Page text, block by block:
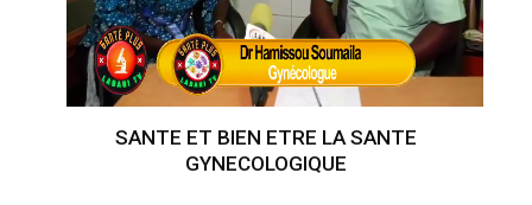
SANTE ET BIEN ETRE LA SANTE
GYNECOLOGIQUE